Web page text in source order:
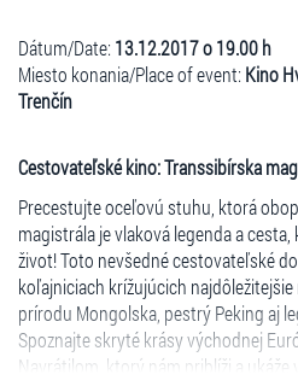
Dátum/Date: 13.12.2017 o 19.00 h
Miesto konania/Place of event: Kino
Trenčín
Cestovateľské kino: Transsibírska
Precestujte oceľovú stuhu, ktorá
magistrála je vlaková legenda a
život! Toto nevšedné cestovateľské
koľajniciach krížujúcich
prírodu Mongolska, pestrý Peking aj
Spoznajte skryté krásy východnej
Navrátilom, ktorý nám priblíži a ukáže